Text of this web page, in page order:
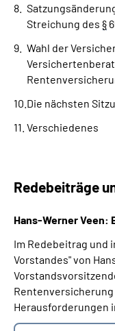
Streichung des §
Wahl der
Die nächsten
Verschiedenes
Redebeiträge
Hans-Werner Veen:
Im Redebeitrag und
Vorstandes" von
Herausforderungen